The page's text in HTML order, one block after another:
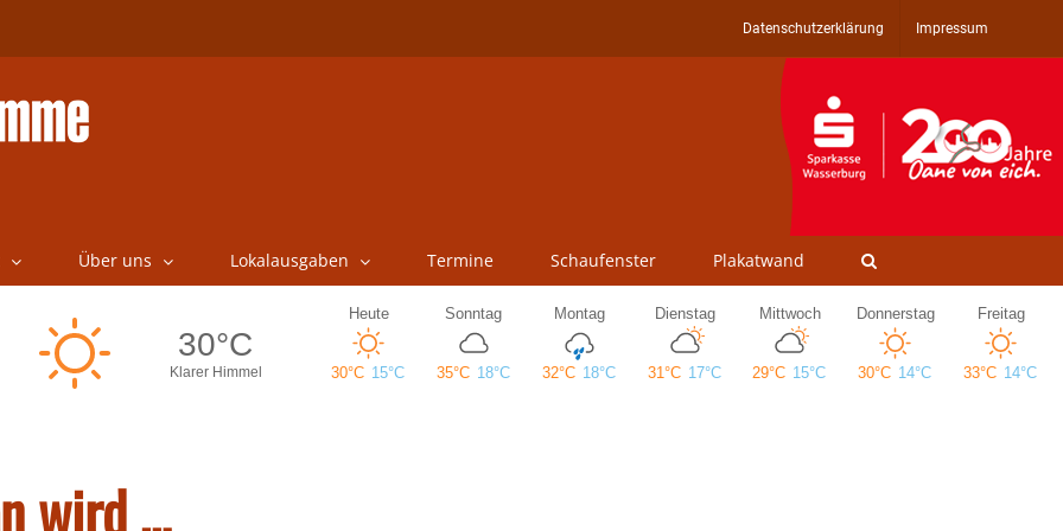
Datenschutzerklärung Impressum
Über uns Lokalausgaben Termine Schaufenster Plakatwand
wird …